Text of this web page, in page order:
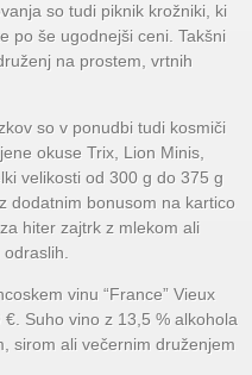
so tudi piknik krožniki, ki
po še ugodnejši ceni. Takšni
na prostem, vrtnih
so v ponudbi tudi kosmiči
okuse Trix, Lion Minis,
velikosti od 300 g do 375 g
dodatnim bonusom na kartico
hiter zajtrk z mlekom ali
vinu “France” Vieux
Suho vino z 13,5 % alkohola
sirom ali večernim druženjem